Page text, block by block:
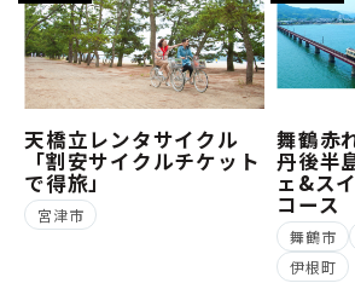
天橋立レンタサイクル
「割安サイクルチケット
で得旅」
宮津市
舞鶴赤
丹後半
ェ&ス
コース
舞鶴市
伊根町